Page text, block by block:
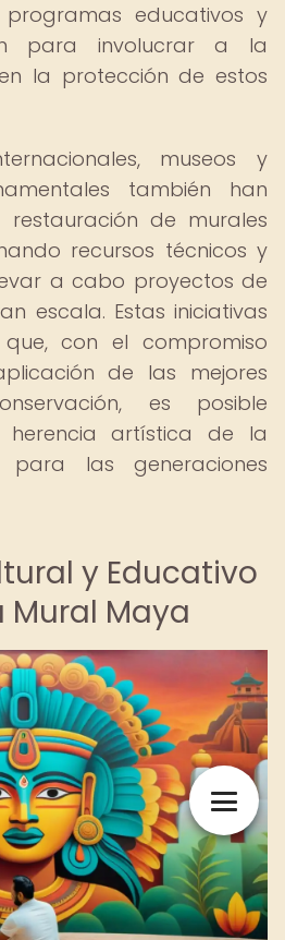
educativos y
para involucrar a la
la protección de estos
museos y
también han
de murales
recursos técnicos y
a cabo proyectos de
escala. Estas iniciativas
con el compromiso
de las mejores
es posible
artística de la
para las generaciones
y Educativo
Mural Maya